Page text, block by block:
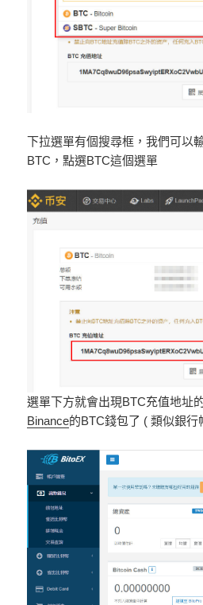
下拉選單有個搜尋框，我們可以
BTC，點選BTC這個選單
選單下方就會出現BTC充值地址
Binance的BTC錢包了 ( 類似銀行